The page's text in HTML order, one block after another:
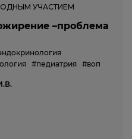
УЧАСТИЕМ
–проблема
#педиатрия #воп